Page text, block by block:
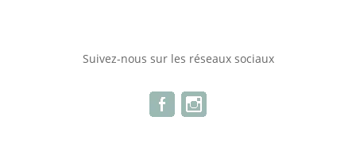
Suivez-nous sur les réseaux sociaux